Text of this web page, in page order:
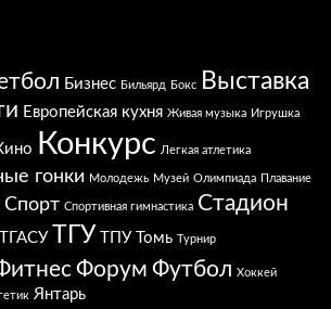
Бизнес Бильярд Бокс Выставка
Европейская кухня Живая музыка Игрушка
Конкурс Легкая атлетика
гонки Молодежь Музей Олимпиада Плавание
Спорт Спортивная гимнастика Стадион
ТГАСУ ТГУ ТПУ Томь Турнир
Форум Футбол Хоккей
Янтарь